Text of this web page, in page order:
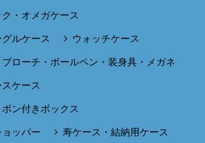
・オメガケース
ルケース ウォッチケース
ローチ・ボールペン・装身具・メガネ
ケース
ン付きボックス
ッパー 寿ケース・結納用ケース